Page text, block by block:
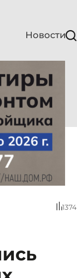
Новости
1374